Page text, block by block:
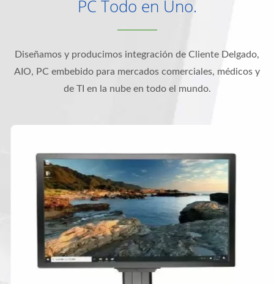
PC Todo en Uno.
Diseñamos y producimos integración de Cliente Delgado,
AIO, PC embebido para mercados comerciales, médicos y
de TI en la nube en todo el mundo.